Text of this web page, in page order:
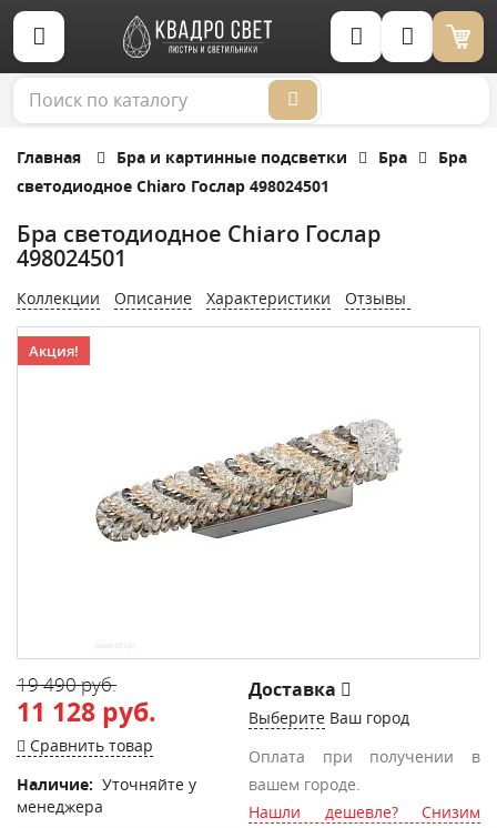
Корзина (0)
Главная Бра и картинные подсветки Бра
Бра
светодиодное Chiaro Гослар 498024501
Бра светодиодное Chiaro Гослар
498024501
Коллекции Описание Характеристики Отзывы
Акция!
19 490 руб.
11 128 руб.
Сравнить товар
Наличие: Уточняйте у
менеджера
Доставка
Выберите Ваш город
Оплата при получении в
вашем городе.
Нашли дешевле? Снизим